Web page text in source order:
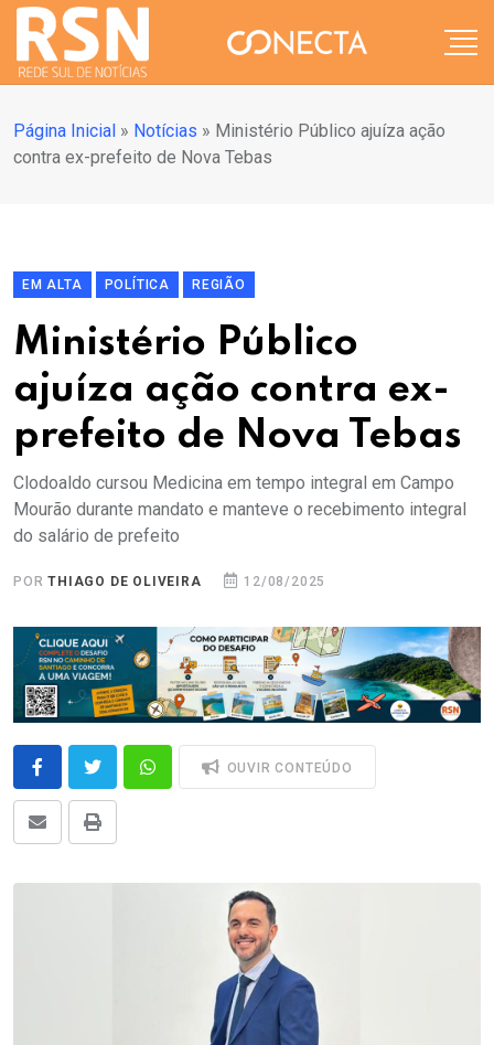
Página Inicial » Notícias » Ministério Público ajuíza ação
contra ex-prefeito de Nova Tebas
EM ALTA POLÍTICA REGIÃO
Ministério Público
ajuíza ação contra ex-
prefeito de Nova Tebas
Clodoaldo cursou Medicina em tempo integral em Campo
Mourão durante mandato e manteve o recebimento integral
do salário de prefeito
PORTHIAGO DE OLIVEIRA 12/08/2025
OUVIR CONTEÚDO